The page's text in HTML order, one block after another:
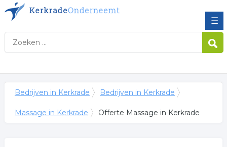
☰
Bedrijven in Kerkrade Bedrijven in Kerkrade
Massage in Kerkrade Offerte Massage in Kerkrade